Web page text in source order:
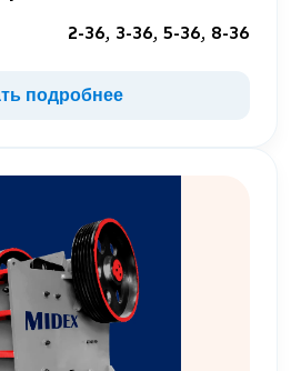
2-36, 3-36, 5-36, 8-36
подробнее